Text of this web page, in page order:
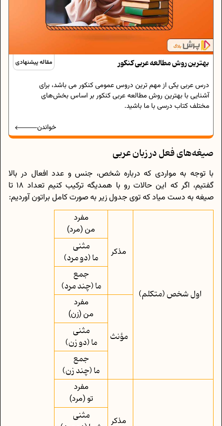
مقاله پیشنهادی بهترین روش مطالعه عربی کنکور
درس عربی یکی از مهم ترین دروس عمومی کنکور می باشد، برای
آشنایی با بهترین روش مطالعه عربی کنکور بر اساس بخش‌های
مختلف کتاب درسی با ما باشید.
خواندن
صیغه‌های فعل در زبان عربی
با توجه به مواردی که درباره شخص، جنس و عدد افعال در بالا
گفتیم، اگر که این حالات رو با همدیگه ترکیب کنیم تعداد 18 تا
صیغه به دست میاد که توی جدول زیر به صورت کامل براتون آوردیم:
اول‌ شخص (متکلم)
مذکر
مفرد
من (مرد)
مثنی
ما (دو مرد)
جمع
ما (چند مرد)
مؤنث
مفرد
من (زن)
مثنی
ما (دو زن)
جمع
ما (چند زن)
مذکر
مفرد
تو (مرد)
مثنی